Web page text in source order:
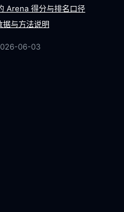
Arena 得分与排名口径
与方法说明
06-03